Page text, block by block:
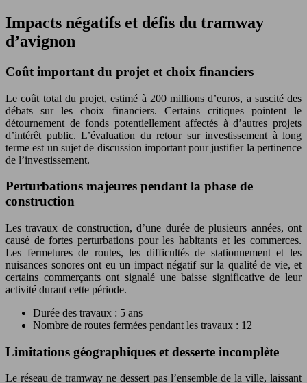
Impacts négatifs et défis du tramway
d’avignon
Coût important du projet et choix financiers
Le coût total du projet, estimé à 200 millions d’euros, a suscité des
débats sur les choix financiers. Certains critiques pointent le
détournement de fonds potentiellement affectés à d’autres projets
d’intérêt public. L’évaluation du retour sur investissement à long
terme est un sujet de discussion important pour justifier la pertinence
de l’investissement.
Perturbations majeures pendant la phase de
construction
Les travaux de construction, d’une durée de plusieurs années, ont
causé de fortes perturbations pour les habitants et les commerces.
Les fermetures de routes, les difficultés de stationnement et les
nuisances sonores ont eu un impact négatif sur la qualité de vie, et
certains commerçants ont signalé une baisse significative de leur
activité durant cette période.
Durée des travaux : 5 ans
Nombre de routes fermées pendant les travaux : 12
Limitations géographiques et desserte incomplète
Le réseau de tramway ne dessert pas l’ensemble de la ville, laissant